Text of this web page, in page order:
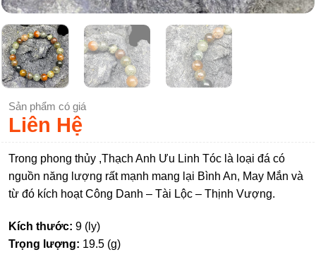
Sản phẩm có giá
Liên Hệ
Trong phong thủy ,Thạch Anh Ưu Linh Tóc là loại đá có
nguồn năng lượng rất mạnh mang lại Bình An, May Mắn và
từ đó kích hoạt Công Danh – Tài Lộc – Thịnh Vượng.
Kích thước: 9 (ly)
Trọng lượng: 19.5 (g)